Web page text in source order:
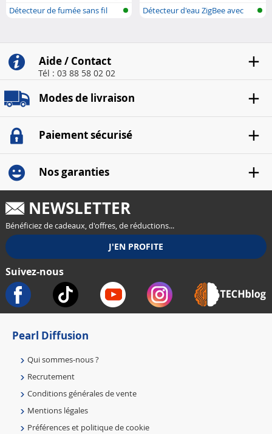
Détecteur de fumée sans fil
Détecteur d'eau ZigBee avec
Aide / Contact
Tél : 03 88 58 02 02
Modes de livraison
Paiement sécurisé
Nos garanties
NEWSLETTER
Bénéficiez de cadeaux, d'offres, de réductions...
Suivez-nous
Pearl Diffusion
Qui sommes-nous ?
Recrutement
Conditions générales de vente
Mentions légales
Préférences et politique de cookie